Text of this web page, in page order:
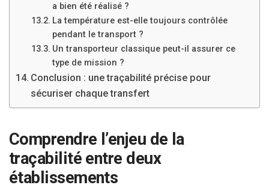
a bien été réalisé ?
La température est-elle toujours contrôlée
pendant le transport ?
Un transporteur classique peut-il assurer ce
type de mission ?
Conclusion : une traçabilité précise pour
sécuriser chaque transfert
Comprendre l’enjeu de la
traçabilité entre deux
établissements